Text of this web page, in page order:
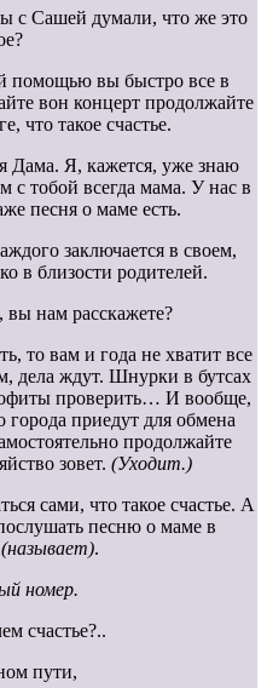
с Сашей думали, что же это
помощью вы быстро все в
вон концерт продолжайте
что такое счастье.
Дама. Я, кажется, уже знаю
с тобой всегда мама. У нас в
песня о маме есть.
заключается в своем,
в близости родителей.
вы нам расскажете?
то вам и года не хватит все
дела ждут. Шнурки в бутсах
проверить… И вообще,
города приедут для обмена
продолжайте
зовет. (Уходит.)
сами, что такое счастье. А
песню о маме в
(называет).
номер.
счастье?..
пути,